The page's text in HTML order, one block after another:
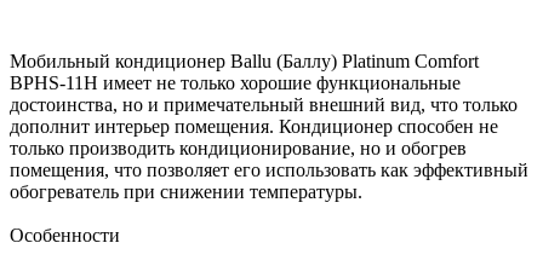
Мобильный кондиционер Ballu (Баллу) Platinum Comfort
BPHS-11H имеет не только хорошие функциональные
достоинства, но и примечательный внешний вид, что только
дополнит интерьер помещения. Кондиционер способен не
только производить кондиционирование, но и обогрев
помещения, что позволяет его использовать как эффективный
обогреватель при снижении температуры.
Особенности